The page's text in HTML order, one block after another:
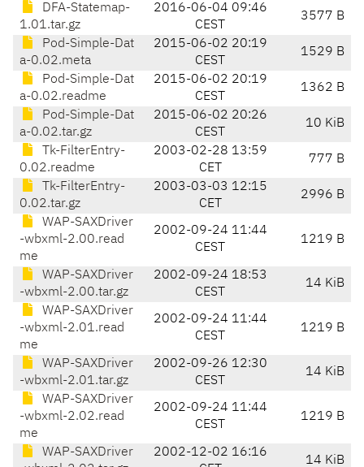
DFA-Statemap-
1.01.tar.gz
2016-06-04 09:46
CEST
3577 B
Pod-Simple-Dat
a-0.02.meta
2015-06-02 20:19
CEST
1529 B
Pod-Simple-Dat
a-0.02.readme
2015-06-02 20:19
CEST
1362 B
Pod-Simple-Dat
a-0.02.tar.gz
2015-06-02 20:26
CEST
10 KiB
Tk-FilterEntry-
0.02.readme
2003-02-28 13:59
CET
777 B
Tk-FilterEntry-
0.02.tar.gz
2003-03-03 12:15
CET
2996 B
WAP-SAXDriver
-wbxml-2.00.read
me
2002-09-24 11:44
CEST
1219 B
WAP-SAXDriver
-wbxml-2.00.tar.gz
2002-09-24 18:53
CEST
14 KiB
WAP-SAXDriver
-wbxml-2.01.read
me
2002-09-24 11:44
CEST
1219 B
WAP-SAXDriver
-wbxml-2.01.tar.gz
2002-09-26 12:30
CEST
14 KiB
WAP-SAXDriver
-wbxml-2.02.read
me
2002-09-24 11:44
CEST
1219 B
WAP-SAXDriver
2002-12-02 16:16
14 KiB